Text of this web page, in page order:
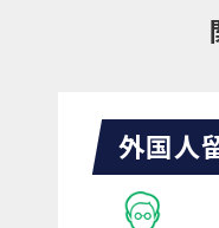
外国人